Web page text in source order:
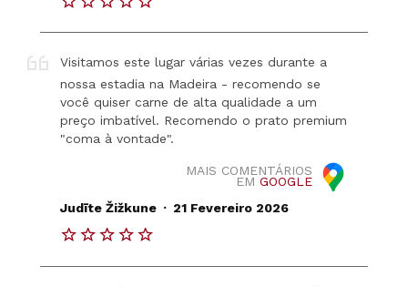
Visitamos este lugar várias vezes durante a
nossa estadia na Madeira - recomendo se
você quiser carne de alta qualidade a um
preço imbatível. Recomendo o prato premium
"coma à vontade".
MAIS COMENTÁRIOS
EM GOOGLE
Judīte Žižkune . 21 Fevereiro 2026